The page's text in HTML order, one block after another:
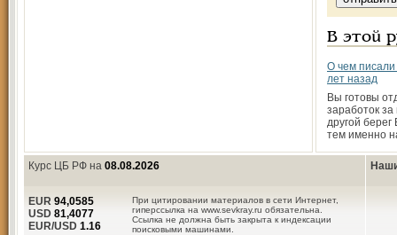
В этой
О чем
лет назад
Вы готовы
заработок
другой
тем именно
Курс ЦБ РФ на 08.08.2026
При цитировании материалов в сети Интернет,
гиперссылка на www.sevkray.ru обязательна.
Ссылка не должна быть закрыта к индексации
поисковыми машинами.
EUR 94,0585
USD 81,4077
EUR/USD 1.16